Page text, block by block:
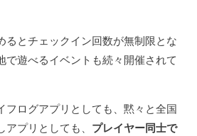
るとチェックイン回数が無制限とな
で遊べるイベントも続々開催されて
フログアプリとしても、黙々と全国
プリとしても、 プレイヤー同士で